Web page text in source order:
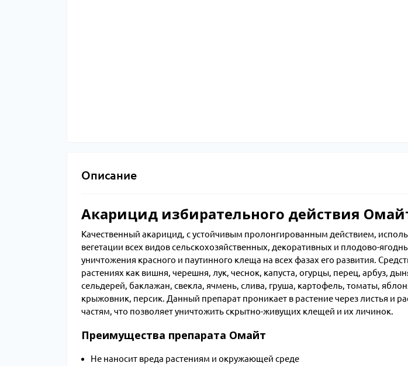
Описание
Акарицид избирательного действия
Качественный акарицид, с устойчивым пролонгированным действием,
вегетации всех видов сельскохозяйственных, декоративных и плодово-
уничтожения красного и паутинного клеща на всех фазах его развития.
растениях как вишня, черешня, лук, чеснок, капуста, огурцы, перец, арбуз,
сельдерей, баклажан, свекла, ячмень, слива, груша, картофель, томаты,
крыжовник, персик. Данный препарат проникает в растение через листья и
частям, что позволяет уничтожить скрытно-живущих клещей и их личинок.
Преимущества препарата Омайт
Не наносит вреда растениям и окружающей среде